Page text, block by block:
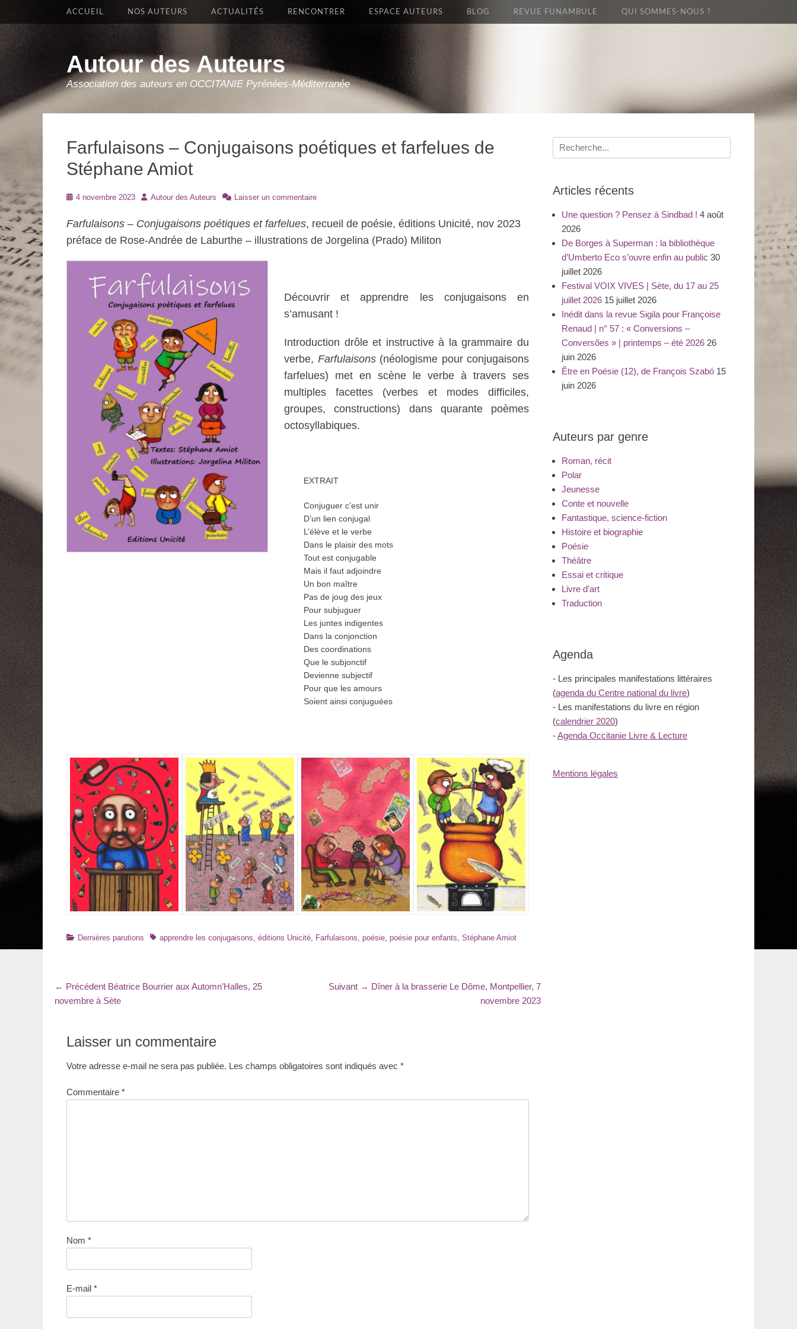
Autour des Auteurs
Association des auteurs en OCCITANIE Pyrénées-Méditerranée
Premier Menu
Aller
ACCUEIL NOS AUTEURS ACTUALITÉS RENCONTRER ESPACE AUTEURS BLOG REVUE FUNAMBULE QUI SOMMES-NOUS ?
Farfulaisons – Conjugaisons poétiques et farfelues de
Stéphane Amiot
Posté4 novembre 2023 Auteur
Autour des Auteurs Laisser un commentaire
Farfulaisons – Conjugaisons poétiques et farfelues, recueil de poésie, éditions Unicité, nov 2023
préface de Rose-Andrée de Laburthe – illustrations de Jorgelina (Prado) Militon
Découvrir et apprendre les conjugaisons en
s’amusant !
Introduction drôle et instructive à la grammaire du
verbe, Farfulaisons(néologisme pour conjugaisons
farfelues) met en scène le verbe à travers ses
multiples facettes (verbes et modes difficiles,
groupes, constructions) dans quarante poèmes
octosyllabiques.
EXTRAIT
Conjuguer c’est unir
D’un lien conjugal
L’élève et le verbe
Dans le plaisir des mots
Tout est conjugable
Mais il faut adjoindre
Un bon maître
Pas de joug des jeux
Pour subjuguer
Les juntes indigentes
Dans la conjonction
Des coordinations
Que le subjonctif
Devienne subjectif
Pour que les amours
Soient ainsi conjuguées
Catégories
Dernières parutions Tagsapprendre les conjugaisons, éditions Unicité, Farfulaisons, poésie, poésie pour enfants, Stéphane Amiot
Navigation
de
← Précédent Article
précédent
Béatrice Bourrier aux Automn’Halles, 25
novembre à Sète
Suivant → Article
Dîner à la brasserie Le Dôme, Montpellier, 7
novembre 2023
Laisser un commentaire
Votre adresse e-mail ne sera pas publiée. Les champs obligatoires sont indiqués avec *
Commentaire *
Nom *
E-mail *
Recherche
pour
Articles récents
Une question ? Pensez à Sindbad ! 4 août
2026
De Borges à Superman : la bibliothèque
d’Umberto Eco s’ouvre enfin au public 30
juillet 2026
Festival VOIX VIVES | Sète, du 17 au 25
juillet 2026 15 juillet 2026
Inédit dans la revue Sigila pour Françoise
Renaud | n° 57 : « Conversions –
Conversões » | printemps – été 2026 26
juin 2026
Être en Poésie (12), de François Szabó 15
juin 2026
Auteurs par genre
Roman, récit
Polar
Jeunesse
Conte et nouvelle
Fantastique, science-fiction
Histoire et biographie
Poésie
Théâtre
Essai et critique
Livre d’art
Traduction
Agenda
- Les principales manifestations littéraires
(agenda du Centre national du livre)
- Les manifestations du livre en région
(calendrier 2020)
-Agenda Occitanie Livre & Lecture
Mentions légales